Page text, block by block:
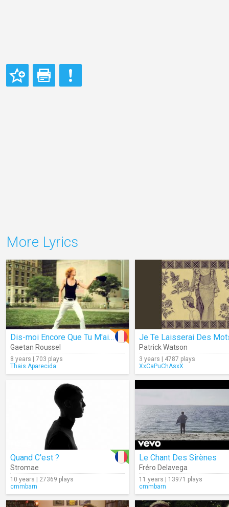
More Lyrics
Dis-moi Encore Que Tu M'aimes
Gaetan Roussel
8 years | 703 plays
Thais.Aparecida
Patrick Watson
3 years | 4787 plays
XxCaPuChAsxX
Quand C'est ?
Stromae
10 years | 27369 plays
cmmbarn
Le Chant Des Sirènes
Fréro Delavega
11 years | 13971 plays
cmmbarn